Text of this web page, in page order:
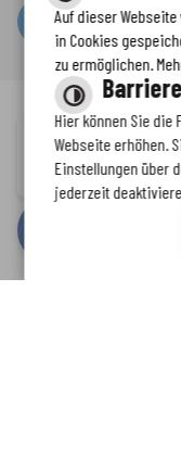
Serviceportal
Inhalt-Impressum-
Immer auf dem
www.enkreis.de
Auf dieser
in Cookies
zu ermöglichen.
Hier können Sie
Webseite erhöhen.
Einstellungen über
jederzeit